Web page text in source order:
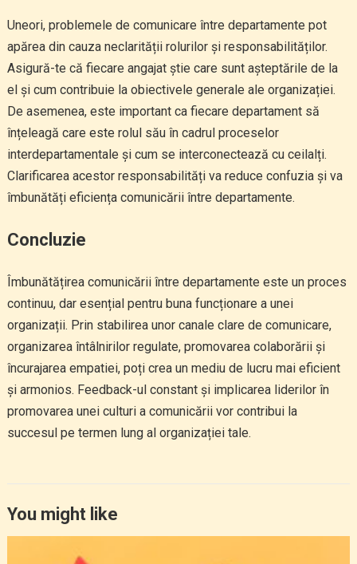
Uneori, problemele de comunicare între departamente pot
apărea din cauza neclarității rolurilor și responsabilităților.
Asigură-te că fiecare angajat știe care sunt așteptările de la
el și cum contribuie la obiectivele generale ale organizației.
De asemenea, este important ca fiecare departament să
înțeleagă care este rolul său în cadrul proceselor
interdepartamentale și cum se interconectează cu ceilalți.
Clarificarea acestor responsabilități va reduce confuzia și va
îmbunătăți eficiența comunicării între departamente.
Concluzie
Îmbunătățirea comunicării între departamente este un proces
continuu, dar esențial pentru buna funcționare a unei
organizații. Prin stabilirea unor canale clare de comunicare,
organizarea întâlnirilor regulate, promovarea colaborării și
încurajarea empatiei, poți crea un mediu de lucru mai eficient
și armonios. Feedback-ul constant și implicarea liderilor în
promovarea unei culturi a comunicării vor contribui la
succesul pe termen lung al organizației tale.
You might like